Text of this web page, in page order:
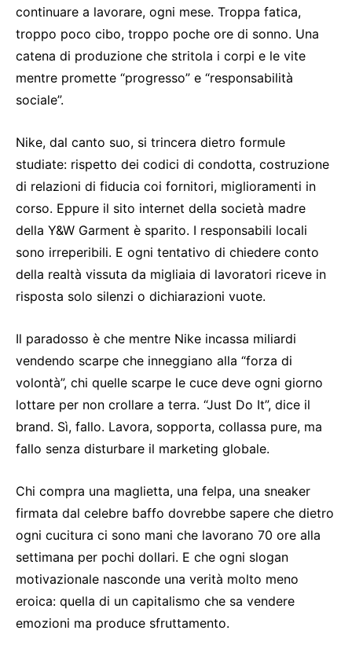
continuare a lavorare, ogni mese. Troppa fatica,
troppo poco cibo, troppo poche ore di sonno. Una
catena di produzione che stritola i corpi e le vite
mentre promette “progresso” e “responsabilità
sociale”.
Nike, dal canto suo, si trincera dietro formule
studiate: rispetto dei codici di condotta, costruzione
di relazioni di fiducia coi fornitori, miglioramenti in
corso. Eppure il sito internet della società madre
della Y&W Garment è sparito. I responsabili locali
sono irreperibili. E ogni tentativo di chiedere conto
della realtà vissuta da migliaia di lavoratori riceve in
risposta solo silenzi o dichiarazioni vuote.
Il paradosso è che mentre Nike incassa miliardi
vendendo scarpe che inneggiano alla “forza di
volontà”, chi quelle scarpe le cuce deve ogni giorno
lottare per non crollare a terra. “Just Do It”, dice il
brand. Sì, fallo. Lavora, sopporta, collassa pure, ma
fallo senza disturbare il marketing globale.
Chi compra una maglietta, una felpa, una sneaker
firmata dal celebre baffo dovrebbe sapere che dietro
ogni cucitura ci sono mani che lavorano 70 ore alla
settimana per pochi dollari. E che ogni slogan
motivazionale nasconde una verità molto meno
eroica: quella di un capitalismo che sa vendere
emozioni ma produce sfruttamento.